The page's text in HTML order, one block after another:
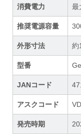
消費電力 最
推奨電源容量
外形寸法 約
型番
JANコード
アスクコード
発売時期